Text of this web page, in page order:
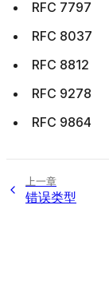
RFC 7797
RFC 8037
RFC 8812
RFC 9278
RFC 9864
上一章
错误类型